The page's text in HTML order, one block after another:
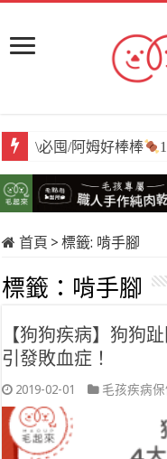
\必囤/阿姆好棒棒
首頁 > 標籤: 啃手腳
標籤： 啃手腳
【狗狗疾病】狗狗
引發敗血症！
2019-02-01 毛孩疾病保